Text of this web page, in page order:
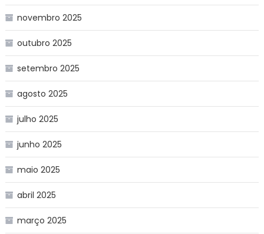
novembro 2025
outubro 2025
setembro 2025
agosto 2025
julho 2025
junho 2025
maio 2025
abril 2025
março 2025